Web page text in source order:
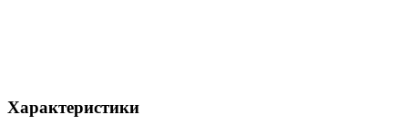
Характеристики